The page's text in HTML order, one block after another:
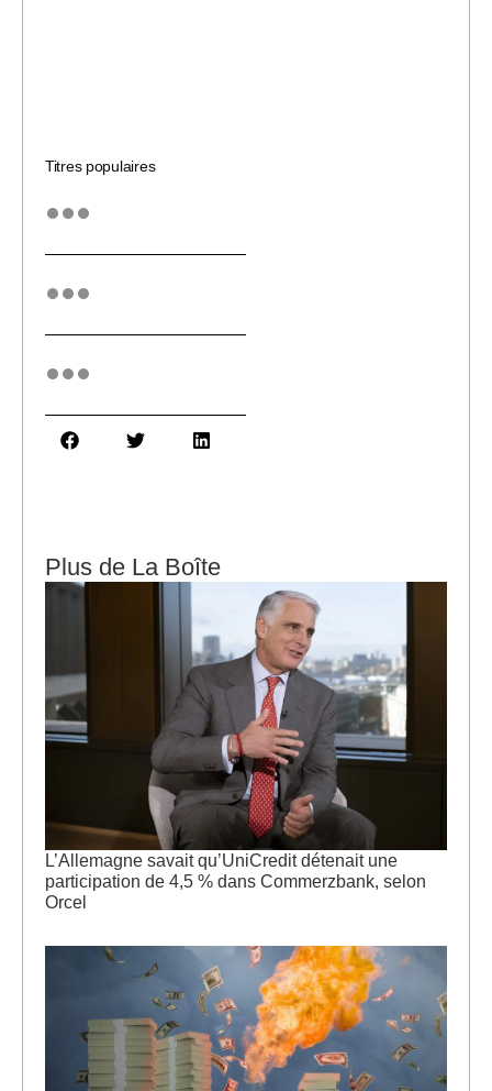
Titres populaires
Plus de La Boîte
L’Allemagne savait qu’UniCredit détenait une
participation de 4,5 % dans Commerzbank, selon
Orcel